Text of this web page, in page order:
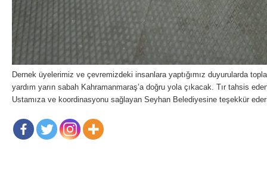
Dernek üyelerimiz ve çevremizdeki insanlara yaptığımız duyurularda
yardım yarın sabah Kahramanmaraş’a doğru yola çıkacak. Tır tahsis
Ustamıza ve koordinasyonu sağlayan Seyhan Belediyesine teşekkür